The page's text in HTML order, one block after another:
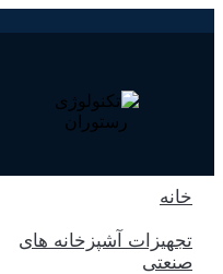
به
خانه
تجهیزات آشپزخانه های
صنعتی